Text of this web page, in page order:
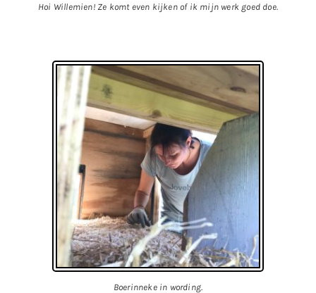
Hoi Willemien! Ze komt even kijken of ik mijn werk goed doe.
Boerinneke in wording.